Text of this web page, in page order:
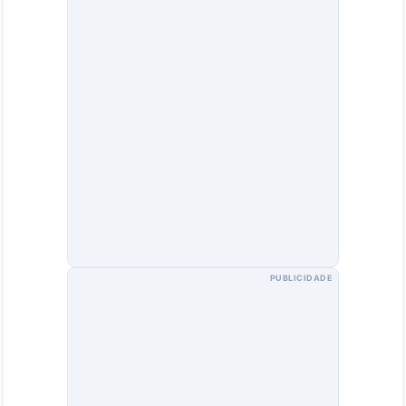
PUBLICIDADE